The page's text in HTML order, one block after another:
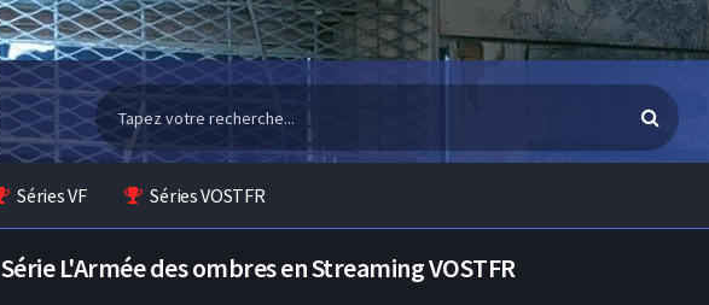
Séries VF Séries VOSTFR
Série L'Armée des ombres en Streaming VOSTFR